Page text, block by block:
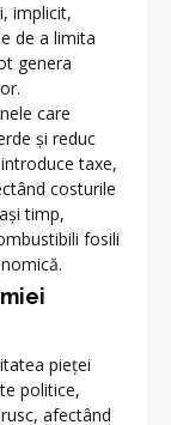
implicit,
de a limita
genera
care
și reduc
taxe,
costurile
timp,
fosili
pieței
politice,
afectând